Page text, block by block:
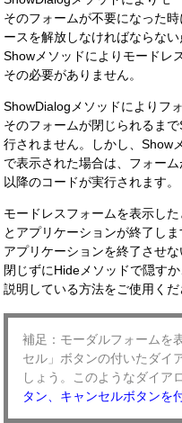
そのフォームが不要になった
ースを解放しなければならな
Showメソッドによりモードレ
その必要がありません。
ShowDialogメソッドによりフ
そのフォームが閉じられるま
行されません。しかし、Show
で表示された場合は、フォー
以降のコードが実行されます。
モードレスフォームを表示し
とアプリケーションが終了し
アプリケーションを終了させ
閉じずにHideメソッドで隠すか
説明している方法をご使用くだ
補足：モーダルフォームを
セル」ボタンの付いたダイ
しょう。このようなダイア
タン、キャンセルボタンを